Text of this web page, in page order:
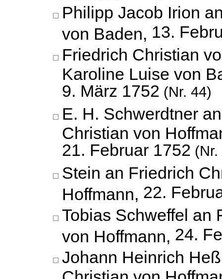
Philipp Jacob Irion
von Baden, 13.
Friedrich Christian
Karoline Luise von
9. März 1752 (Nr. 44)
E. H. Schwerdtner
Christian von
21. Februar 1752 (Nr.
Stein an Friedrich
Hoffmann, 22.
Tobias Schweffel an
von Hoffmann, 24.
Johann Heinrich
Christian von